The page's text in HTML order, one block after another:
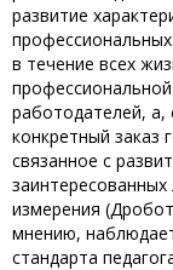
развитие
в течение всех
работодателей,
конкретный заказ
связанное с
измерения
мнению,
стандарта